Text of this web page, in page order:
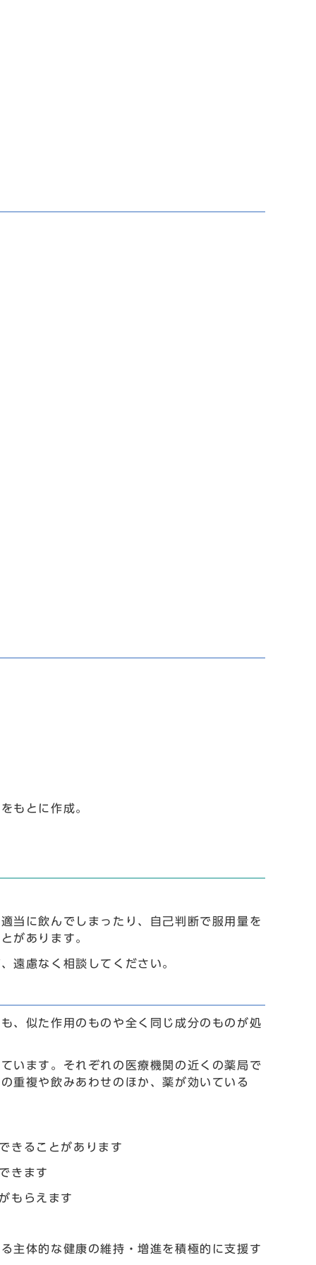
もとに作成。
当に飲んでしまったり、自己判断で服用量を
があります。
遠慮なく相談してください。
、似た作用のものや全く同じ成分のものが処
います。それぞれの医療機関の近くの薬局で
重複や飲みあわせのほか、薬が効いている
きることがあります
きます
もらえます
主体的な健康の維持・増進を積極的に支援す